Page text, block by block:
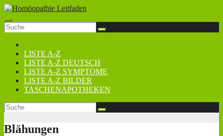
Zum
Inhalt
springen
LISTE A-Z
LISTE A-Z DEUTSCH
LISTE A-Z SYMPTOME
LISTE A-Z BILDER
TASCHENAPOTHEKEN
Blähungen